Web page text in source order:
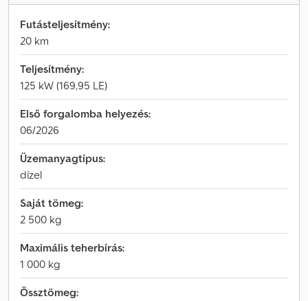
Futásteljesítmény:
20 km
Teljesítmény:
125 kW (169,95 LE)
Első forgalomba helyezés:
06/2026
Üzemanyagtípus:
dízel
Saját tömeg:
2 500 kg
Maximális teherbírás:
1 000 kg
Össztömeg: